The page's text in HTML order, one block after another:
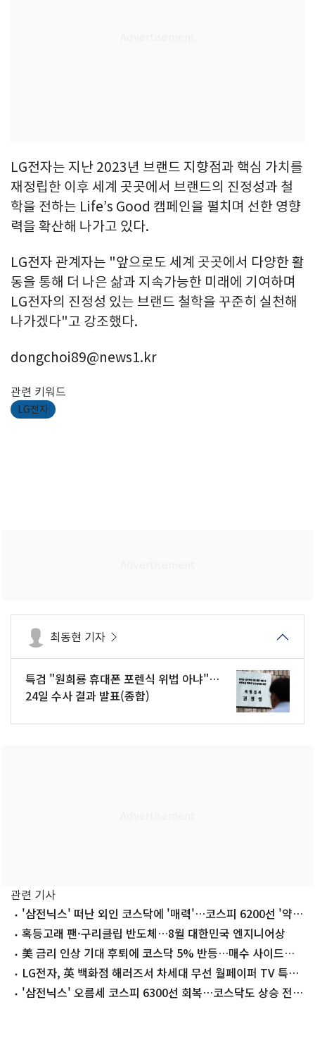
LG전자는 지난 2023년 브랜드 지향점과 핵심 가치를
재정립한 이후 세계 곳곳에서 브랜드의 진정성과 철
학을 전하는 Life’s Good 캠페인을 펼치며 선한 영향
력을 확산해 나가고 있다.
LG전자 관계자는 "앞으로도 세계 곳곳에서 다양한 활
동을 통해 더 나은 삶과 지속가능한 미래에 기여하며
LG전자의 진정성 있는 브랜드 철학을 꾸준히 실천해
나가겠다"고 강조했다.
dongchoi89@news1.kr
관련 키워드
LG전자
최동현 기자
특검 "원희룡 휴대폰 포렌식 위법 아냐"…
24일 수사 결과 발표(종합)
관련 기사
'삼전닉스' 떠난 외인 코스닥에 '매력'…코스피 6200선 '약보
합'[장중시황]
혹등고래 팬·구리클립 반도체…8월 대한민국 엔지니어상
美 금리 인상 기대 후퇴에 코스닥 5% 반등…매수 사이드카
[장중시황]
LG전자, 英 백화점 해러즈서 차세대 무선 월페이퍼 TV 특별
전시'삼전닉스' 오름세 코스피 6300선 회복…코스닥도 상승 전환